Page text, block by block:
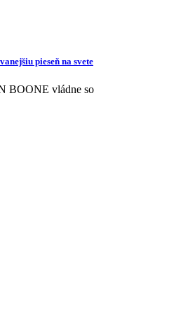
pieseň na svete
BOONE vládne so